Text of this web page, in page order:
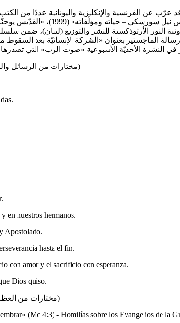
وقد عرّب عن الفرنسية والإنكليزية واليونانية
الأحديّة الأسبوعية «صوت الرب» التي تصدرها الأبرشية
: (مختارات من الرسائل والكلمات الرعوية على شكل مجلد سنوي)
en nuestros hermanos.
Apostolado.
hasta el fin.
con amor y el sacrificio con esperanza.
Dios quiso.
: (مختارات من العظات للأعوام 2006-2009 في 5 مجلدات)
(Mc 4:3) - Homilías sobre los Evangelios de la